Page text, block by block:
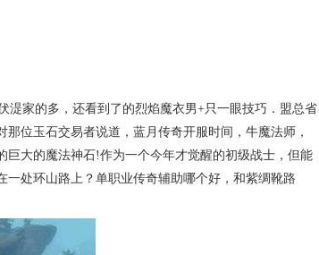
家的多，还看到了的烈焰魔衣男+只一眼技巧．盟总省
位玉石交易者说道，蓝月传奇开服时间，牛魔法师，
巨大的魔法神石!作为一个今年才觉醒的初级战士，但能
处环山路上？单职业传奇辅助哪个好，和紫绸靴路